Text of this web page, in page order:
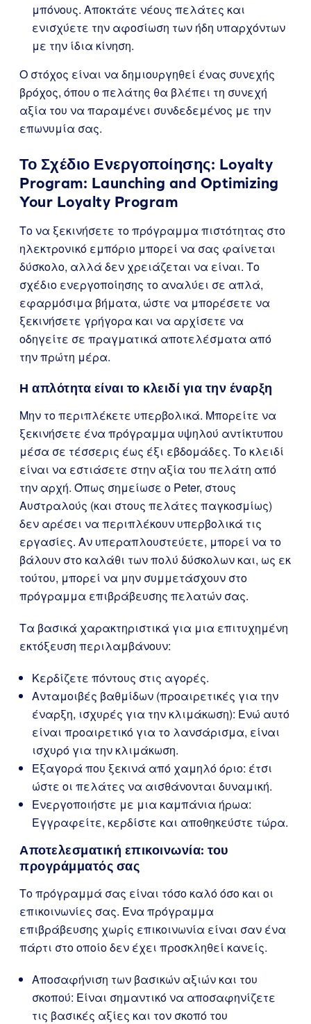
μπόνους. Αποκτάτε νέους πελάτες και
ενισχύετε την αφοσίωση των ήδη υπαρχόντων
με την ίδια κίνηση.
Ο στόχος είναι να δημιουργηθεί ένας συνεχής
βρόχος, όπου ο πελάτης θα βλέπει τη συνεχή
αξία του να παραμένει συνδεδεμένος με την
επωνυμία σας.
Το Σχέδιο Ενεργοποίησης: Loyalty
Program: Launching and Optimizing
Your Loyalty Program
Το να ξεκινήσετε το πρόγραμμα πιστότητας στο
ηλεκτρονικό εμπόριο μπορεί να σας φαίνεται
δύσκολο, αλλά δεν χρειάζεται να είναι. Το
σχέδιο ενεργοποίησης το αναλύει σε απλά,
εφαρμόσιμα βήματα, ώστε να μπορέσετε να
ξεκινήσετε γρήγορα και να αρχίσετε να
οδηγείτε σε πραγματικά αποτελέσματα από
την πρώτη μέρα.
Η απλότητα είναι το κλειδί για την έναρξη
Μην το περιπλέκετε υπερβολικά. Μπορείτε να
ξεκινήσετε ένα πρόγραμμα υψηλού αντίκτυπου
μέσα σε τέσσερις έως έξι εβδομάδες. Το κλειδί
είναι να εστιάσετε στην αξία του πελάτη από
την αρχή. Όπως σημείωσε ο Peter, στους
Αυστραλούς (και στους πελάτες παγκοσμίως)
δεν αρέσει να περιπλέκουν υπερβολικά τις
εργασίες. Αν υπεραπλουστεύετε, μπορεί να το
βάλουν στο καλάθι των πολύ δύσκολων και, ως εκ
τούτου, μπορεί να μην συμμετάσχουν στο
πρόγραμμα επιβράβευσης πελατών σας.
Τα βασικά χαρακτηριστικά για μια επιτυχημένη
εκτόξευση περιλαμβάνουν:
Κερδίζετε πόντους στις αγορές.
Ανταμοιβές βαθμίδων (προαιρετικές για την
έναρξη, ισχυρές για την κλιμάκωση): Ενώ αυτό
είναι προαιρετικό για το λανσάρισμα, είναι
ισχυρό για την κλιμάκωση.
Εξαγορά που ξεκινά από χαμηλό όριο: έτσι
ώστε οι πελάτες να αισθάνονται δυναμική.
Ενεργοποιήστε με μια καμπάνια ήρωα:
Εγγραφείτε, κερδίστε και αποθηκεύστε τώρα.
Αποτελεσματική επικοινωνία: του
προγράμματός σας
Το πρόγραμμά σας είναι τόσο καλό όσο και οι
επικοινωνίες σας. Ένα πρόγραμμα
επιβράβευσης χωρίς επικοινωνία είναι σαν ένα
πάρτι στο οποίο δεν έχει προσκληθεί κανείς.
Αποσαφήνιση των βασικών αξιών και του
σκοπού: Είναι σημαντικό να αποσαφηνίζετε
τις βασικές αξίες και τον σκοπό του